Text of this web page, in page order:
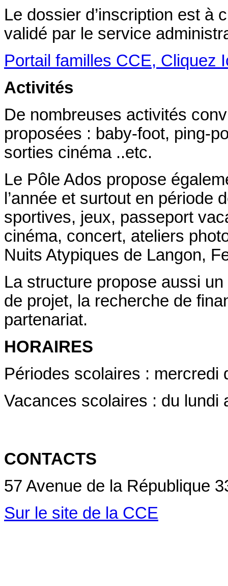
Le dossier d’inscription est à
validé par le service
Portail familles CCE, Cliquez
Activités
De nombreuses activités
proposées : baby-foot, ping-
sorties cinéma ..etc.
Le Pôle Ados propose
l’année et surtout en
sportives, jeux, passeport
cinéma, concert, ateliers
Nuits Atypiques de Langon,
La structure propose aussi
de projet, la recherche de
partenariat.
HORAIRES
Périodes scolaires : mercredi
Vacances scolaires : du lundi
CONTACTS
57 Avenue de la République
Sur le site de la CCE